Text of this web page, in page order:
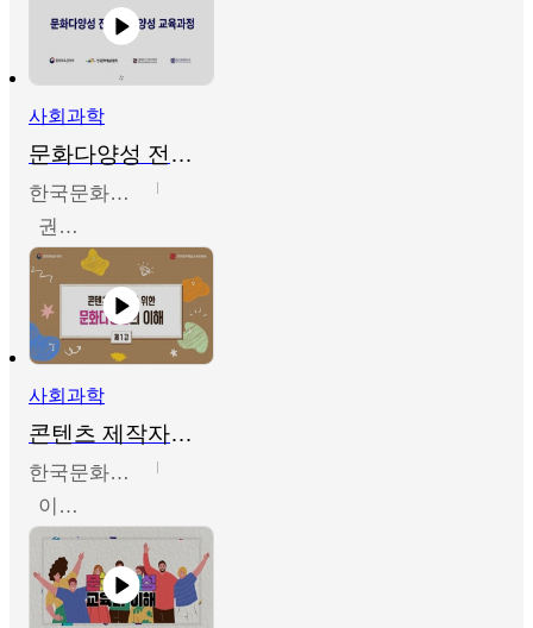
사회과학
문화다양성 전문인력 양성 기본과정 - 문화다양성의 이해
한국문화예술교육진흥원
권숙인 외 8명
사회과학
콘텐츠 제작자를 위한 문화다양성의 이해
한국문화예술교육진흥원
이성민